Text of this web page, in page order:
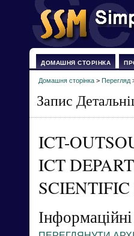
ДОМАШНЯ СТОРІНКА
Домашня сторінка > Перегляд
Запис
ICT-
ICT